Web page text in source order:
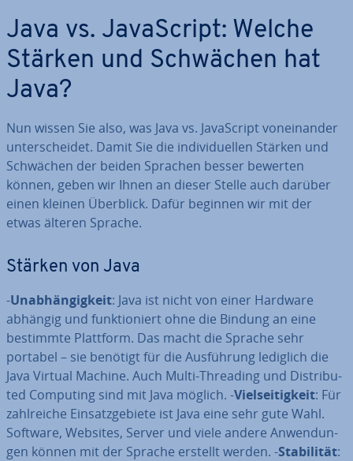
Java vs. Ja­va­Script: Welche
Stärken und Schwächen hat
Java?
Nun wissen Sie also, was Java vs. Ja­va­Script von­ein­an­der
un­ter­schei­det. Damit Sie die in­di­vi­du­el­len Stärken und
Schwächen der beiden Sprachen besser bewerten
können, geben wir Ihnen an dieser Stelle auch darüber
einen kleinen Überblick. Dafür beginnen wir mit der
etwas älteren Sprache.
Stärken von Java
-Un­ab­hän­gig­keit: Java ist nicht von einer Hardware
abhängig und funk­tio­niert ohne die Bindung an eine
bestimmte Plattform. Das macht die Sprache sehr
portabel – sie benötigt für die Aus­füh­rung lediglich die
Java Virtual Machine. Auch Multi-Threading und Dis­tri­bu­
ted Computing sind mit Java möglich. -Viel­sei­tig­keit: Für
zahl­rei­che Ein­satz­ge­bie­te ist Java eine sehr gute Wahl.
Software, Websites, Server und viele andere An­wen­dun­
gen können mit der Sprache erstellt werden. -Sta­bi­li­tät: